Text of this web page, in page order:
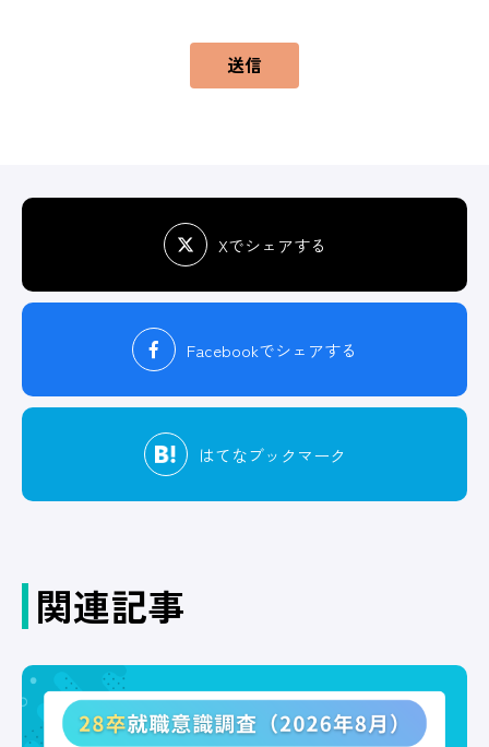
送信
Xでシェアする
Facebookでシェアする
はてなブックマーク
関連記事